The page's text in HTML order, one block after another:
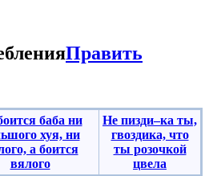
Править
баба ни
хуя, ни
а боится
вялого‎‎‎‎‎‎
Не пизди–ка ты,
гвоздика, что
ты розочкой
цвела